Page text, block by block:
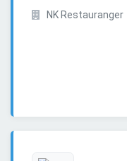
NK Restauranger